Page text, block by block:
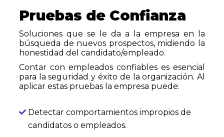
Pruebas de Confianza
Soluciones que se le da a la empresa en la
búsqueda de nuevos prospectos, midiendo la
honestidad del candidato/empleado.
Contar con empleados confiables es esencial
para la seguridad y éxito de la organización. Al
aplicar estas pruebas la empresa puede:
Detectar comportamientos impropios de
candidatos o empleados.